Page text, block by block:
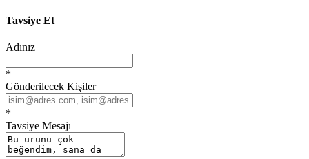
Tavsiye Et
Adınız
*
Gönderilecek Kişiler
*
Tavsiye Mesajı